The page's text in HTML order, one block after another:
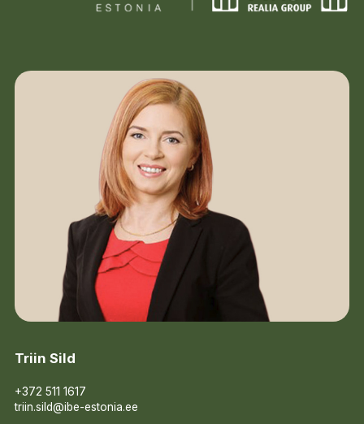
Triin Sild
+372 511 1617
triin.sild@ibe-estonia.ee